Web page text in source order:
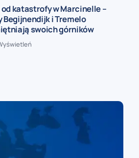
katastrofy w Marcinelle –
Begijnendijk i Tremelo
swoich górników